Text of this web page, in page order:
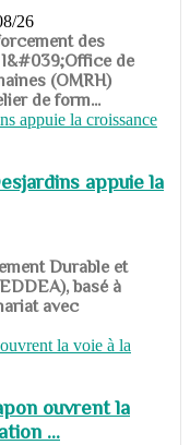
26
des
de
(OMRH)
de form...
appuie la
Durable et
basé à
avec
ouvrent la
...